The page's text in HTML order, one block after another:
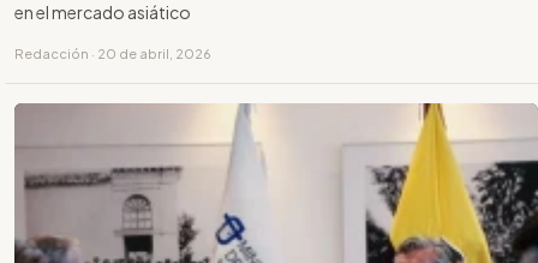
en el mercado asiático
Redacción · 20 de abril, 2026